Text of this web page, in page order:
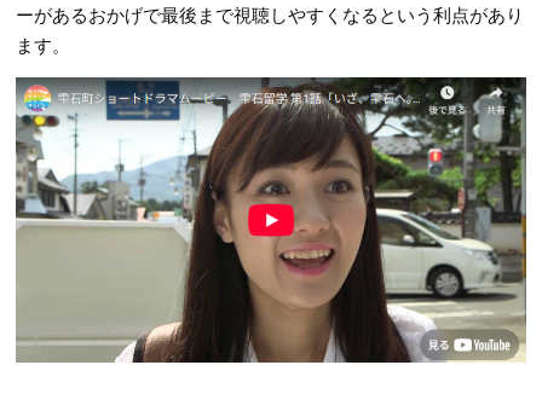
ーがあるおかげで最後まで視聴しやすくなるという利点があり
ます。